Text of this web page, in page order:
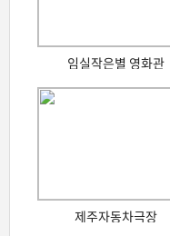
임실작은별 영화관
제주자동차극장